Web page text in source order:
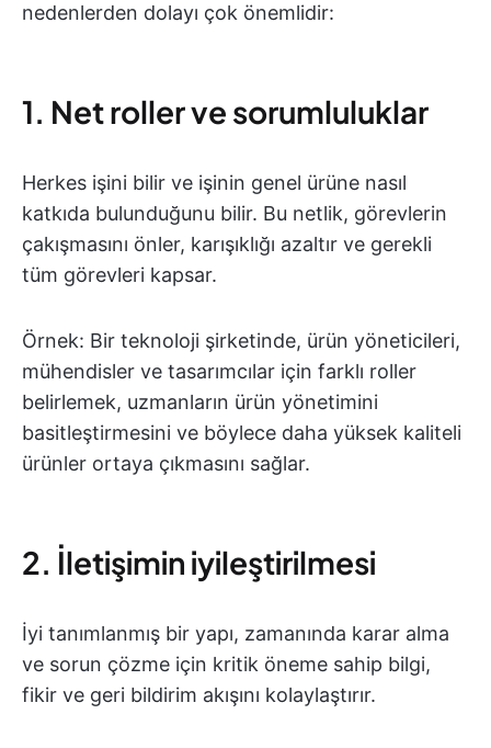
nedenlerden dolayı çok önemlidir:
1. Net roller ve sorumluluklar
Herkes işini bilir ve işinin genel ürüne nasıl
katkıda bulunduğunu bilir. Bu netlik, görevlerin
çakışmasını önler, karışıklığı azaltır ve gerekli
tüm görevleri kapsar.
Örnek: Bir teknoloji şirketinde, ürün yöneticileri,
mühendisler ve tasarımcılar için farklı roller
belirlemek, uzmanların ürün yönetimini
basitleştirmesini ve böylece daha yüksek kaliteli
ürünler ortaya çıkmasını sağlar.
2. İletişimin iyileştirilmesi
İyi tanımlanmış bir yapı, zamanında karar alma
ve sorun çözme için kritik öneme sahip bilgi,
fikir ve geri bildirim akışını kolaylaştırır.